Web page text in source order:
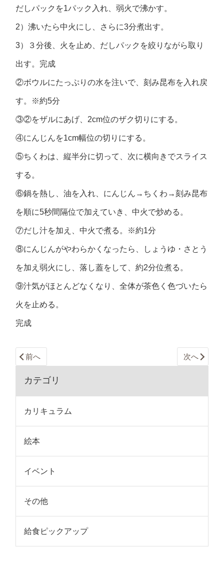
だしパックを1パック入れ、弱火で沸かす。
2）沸いたら中火にし、さらに3分煮出す。
3）３分後、火を止め、だしパックを絞りながら取り
出す。完成
②ボウルにたっぷりの水を注いで、刻み昆布を入れ戻
す。※約5分
③②をザルにあげ、2cm位のザク切りにする。
④にんじんを1cm幅位の切りにする。
⑤ちくわは、縦半分に切って、次に横向きでスライス
する。
⑥鍋を熱し、油を入れ、にんじん→ちくわ→刻み昆布
を順に5秒間隔位で加えていき、中火で炒める。
⑦だし汁を加え、中火で煮る。※約1分
⑧にんじんがやわらかくなったら、しょうゆ・さとう
を加え弱火にし、落し蓋をして、約2分位煮る。
⑨汁気がほとんどなくなり、全体が茶色く色づいたら
火を止める。
完成
前へ 次へ
カテゴリ
カリキュラム
絵本
イベント
その他
給食ピックアップ